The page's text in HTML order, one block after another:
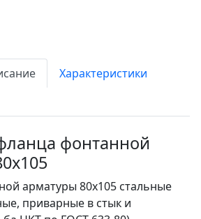
Характеристики
фонтанной
арматуры 80x105 стальные
приварные в стык и